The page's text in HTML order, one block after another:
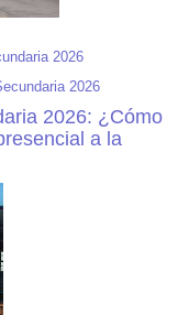
2026
2026
2026: ¿Cómo
a la